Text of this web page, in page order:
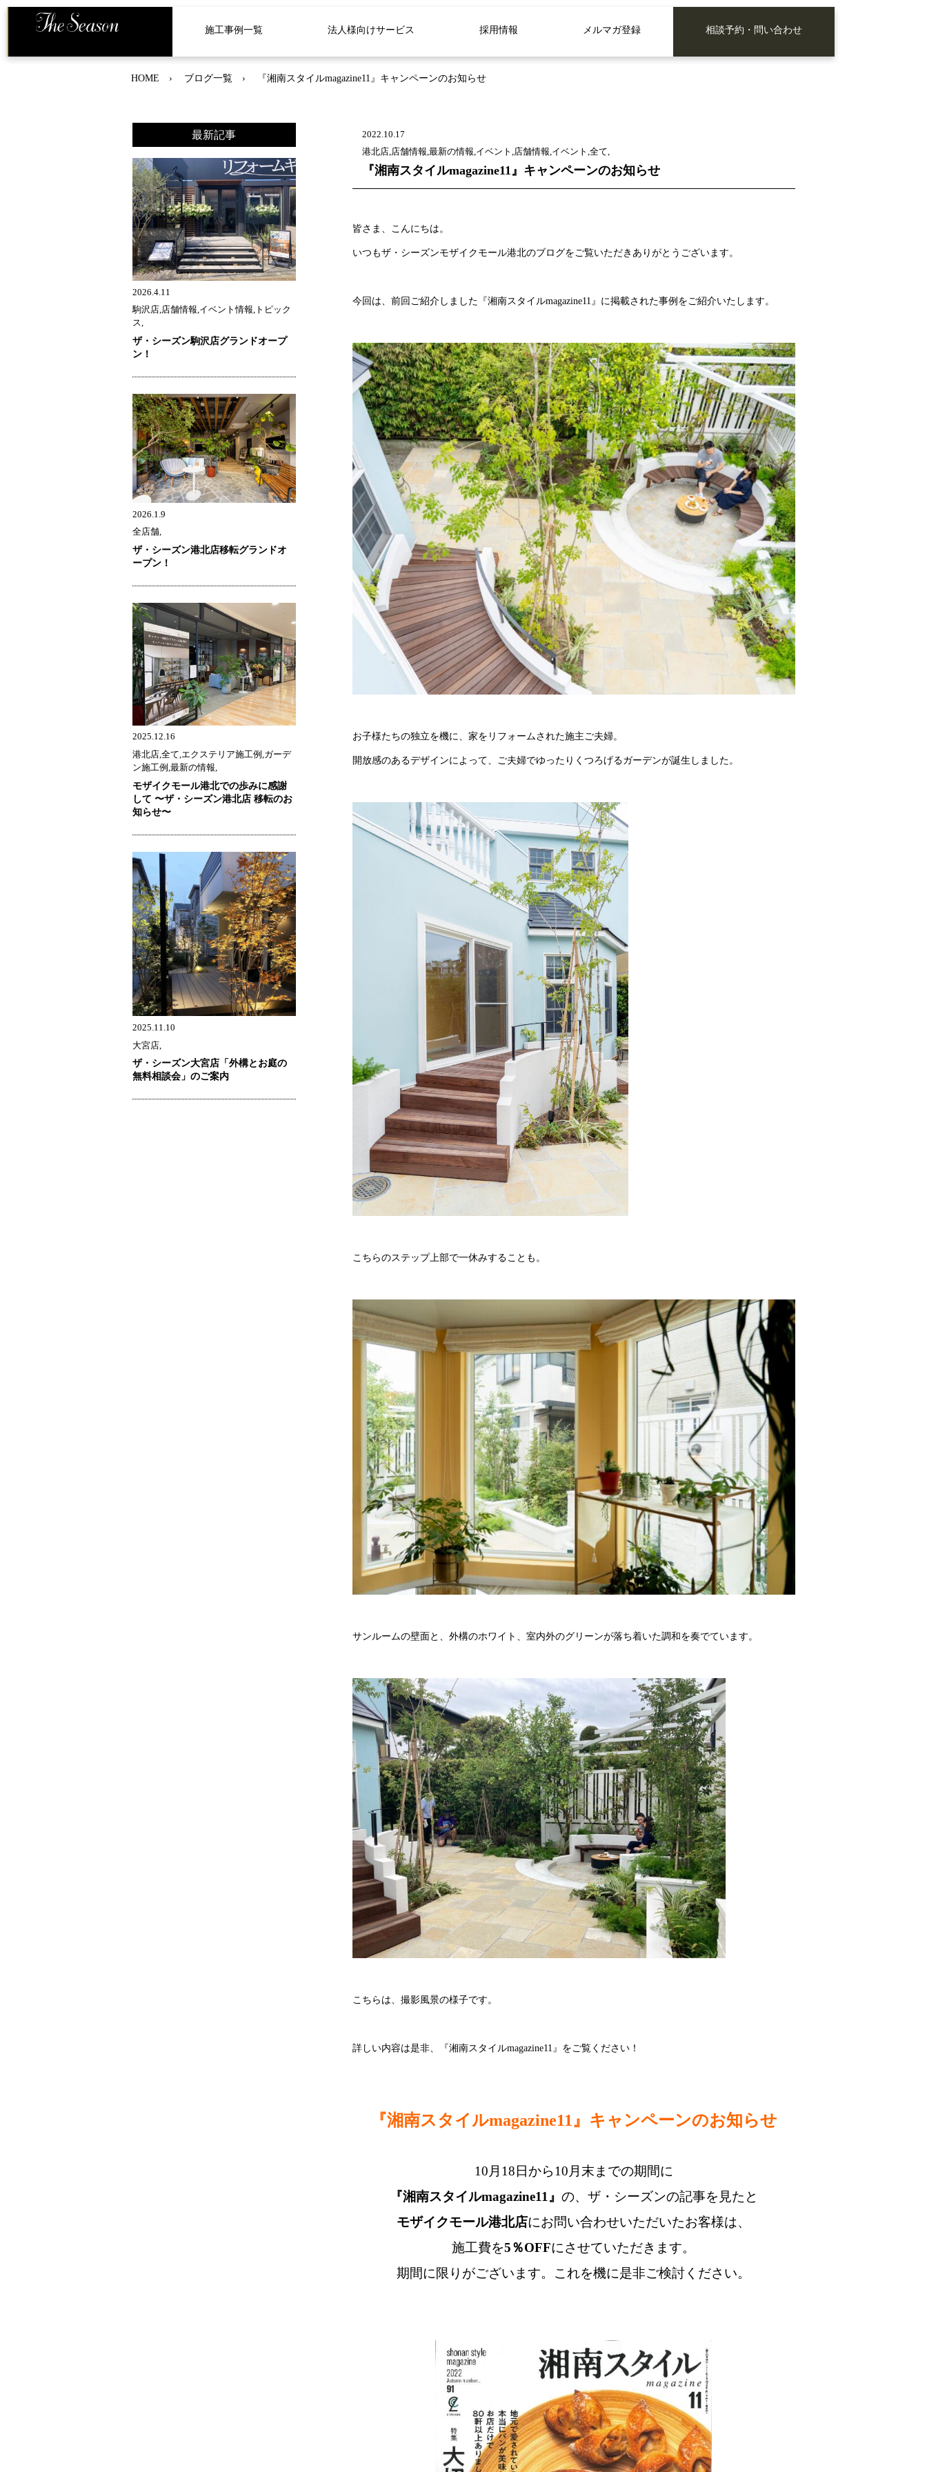
施工事例一覧 法人様向けサービス 採用情報 メルマガ登録 相談予約・問い合わせ
HOME ブログ一覧 『湘南スタイルmagazine11』キャンペーンのお知らせ
2022.10.17
港北店,店舗情報,最新の情報,イベント,店舗情報,イベント,全て,
『湘南スタイルmagazine11』キャンペーンのお知らせ
皆さま、こんにちは。
いつもザ・シーズンモザイクモール港北のブログをご覧いただきありがとうございます。
今回は、前回ご紹介しました『湘南スタイルmagazine11』に掲載された事例をご紹介いたします。
お子様たちの独立を機に、家をリフォームされた施主ご夫婦。
開放感のあるデザインによって、ご夫婦でゆったりくつろげるガーデンが誕生しました。
こちらのステップ上部で一休みすることも。
サンルームの壁面と、外構のホワイト、室内外のグリーンが落ち着いた調和を奏でています。
こちらは、撮影風景の様子です。
詳しい内容は是非、『湘南スタイルmagazine11』をご覧ください！
『湘南スタイルmagazine11』キャンペーンのお知らせ
10月18日から10月末までの期間に
『湘南スタイルmagazine11』 の、 ザ・シーズンの記事を見たと
モザイクモール港北店にお問い合わせいただいたお客様は、
施工費を5％OFFにさせていただきます。
期間に限りがございます。これを機に是非ご検討ください。
最新記事
2026.4.11
駒沢店,店舗情報,イベント情報,トピック
ス,
ザ・シーズン駒沢店グランドオープ
ン！
2026.1.9
全店舗,
ザ・シーズン港北店移転グランドオ
ープン！
2025.12.16
港北店,全て,エクステリア施工例,ガーデ
ン施工例,最新の情報,
モザイクモール港北での歩みに感謝
して 〜ザ・シーズン港北店 移転のお
知らせ〜
2025.11.10
大宮店,
ザ・シーズン大宮店「外構とお庭の
無料相談会」のご案内